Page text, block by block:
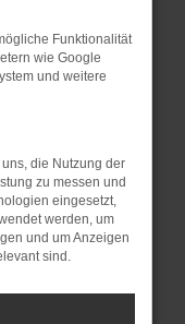
und dein
Stand
ein
auch dazu
nicht mehr
Funktionalität
wie Google
und weitere
die Nutzung der
zu messen und
eingesetzt,
werden, um
und um Anzeigen
sind.